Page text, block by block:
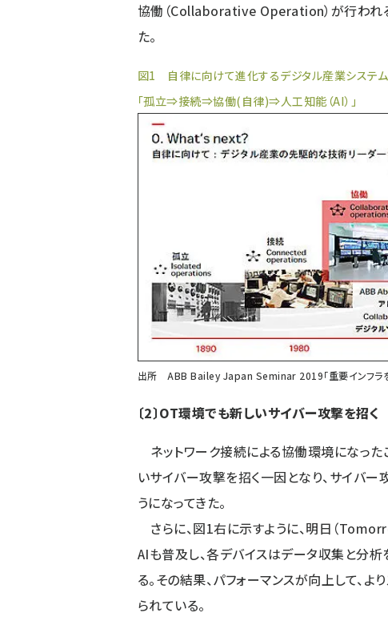
協働（Collaborative Operation）が行われ
た。
図1 自律に向けて進化するデジタル産業システ
「孤立⇒接続⇒協働(自律)⇒人工知能（AI）」
出所 ABB Bailey Japan Seminar 2019「重要インフラを
〔2〕OT環境でも新しいサイバー攻撃を招く
ネットワーク接続による協働環境になっ
いサイバー攻撃を招く一因となり、サイバ
うになってきた。
さらに、図1右に示すように、明日（
AIも普及し、各デバイスはデータ収集と分析
る。その結果、パフォーマンスが向上して、
られている。